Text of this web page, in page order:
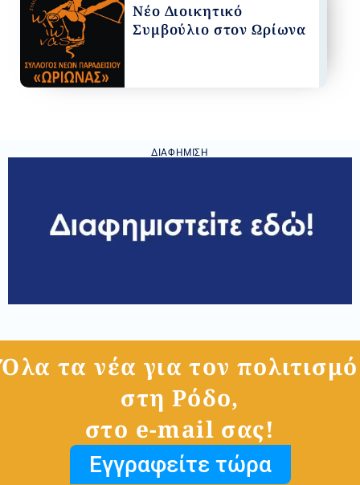
Νέο Διοικητικό
Συμβούλιο στον Ωρίωνα
ΔΙΑΦΉΜΙΣΗ
Όλα τα νέα για τον πολιτισμό
στη Ρόδο,
στο e-mail σας!
Εγγραφείτε τώρα